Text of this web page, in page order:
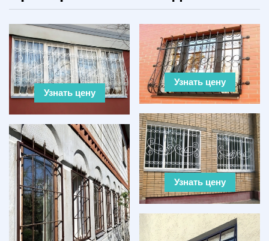
Узнать цену
Узнать цену
Узнать цену